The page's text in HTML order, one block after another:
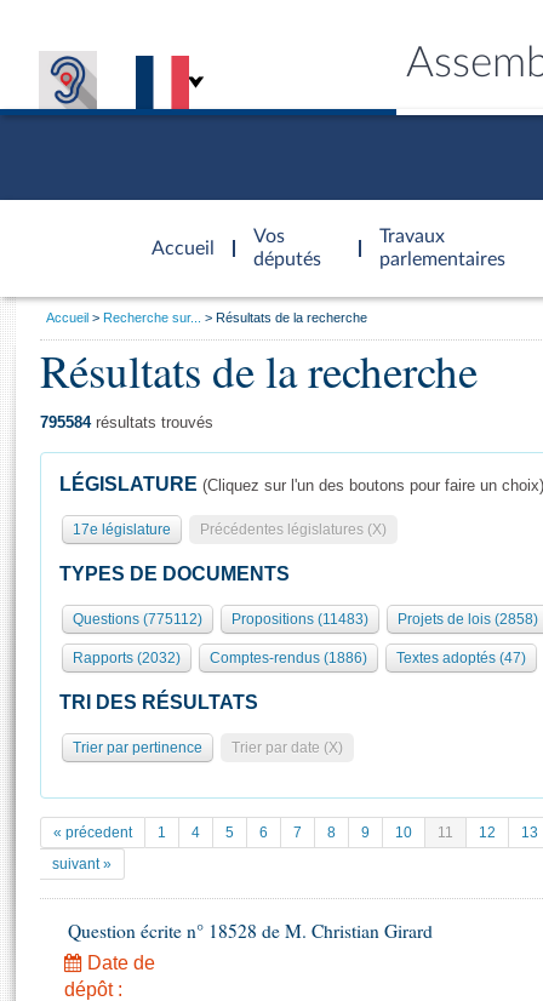
Accueil
d'accueil
Vos
députés
Travaux
parlementaires
Présidence
577 députés
Groupes politiques
Séance publique
Commissions et autres organes
Europe et International
Pétitions
Documents parlementaires
Projets de loi
Propositions de loi
Amendements
Textes adoptés
Général
Rôle et pouvoirs de l'Assemblée
Organisation de l'Assemblée
Présidence Conférence des Présidents Bureau Collège des
Statistiques et chiffres clés
Documents de référence
( Constitution | Règlement de l'Assemblée ... )
Histoire
Juniors
Visiter l'Assemblée
Visite virtuelle du palais Bourbon
Assister à une séance
La Bibliothèque
Les archives
Contacts et plan d'accès
Photos libres de droit
Vous
Accueil Recherche sur... Résultats de la recherche
Résultats de la recherche
795584résultats trouvés
LÉGISLATURE (Cliquez sur l'un des boutons pour faire un choix)
17e législature Précédentes législatures (X)
TYPES DE DOCUMENTS
Questions (775112) Propositions (11483) Projets de lois (2858)
Rapports (2032) Comptes-rendus (1886) Textes adoptés (47)
TRI DES RÉSULTATS
Trier par pertinence Trier par date (X)
« précedent 1 4 5 6 7 8 9 10 11 12
13
suivant »
Question écrite n° 18528 de M. Christian Girard
Date de
dépôt :